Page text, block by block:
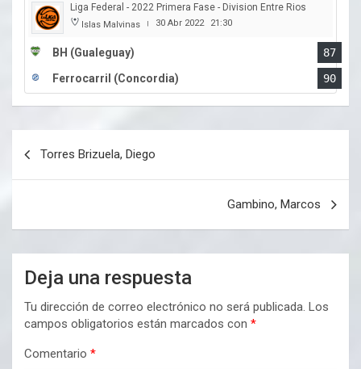
Liga Federal - 2022 Primera Fase - Division Entre Rios
Islas Malvinas | 30 Abr 2022 21:30
BH (Gualeguay)
87
Ferrocarril (Concordia)
90
Torres Brizuela, Diego
Gambino, Marcos
Deja una respuesta
Tu dirección de correo electrónico no será publicada. Los
campos obligatorios están marcados con *
Comentario *